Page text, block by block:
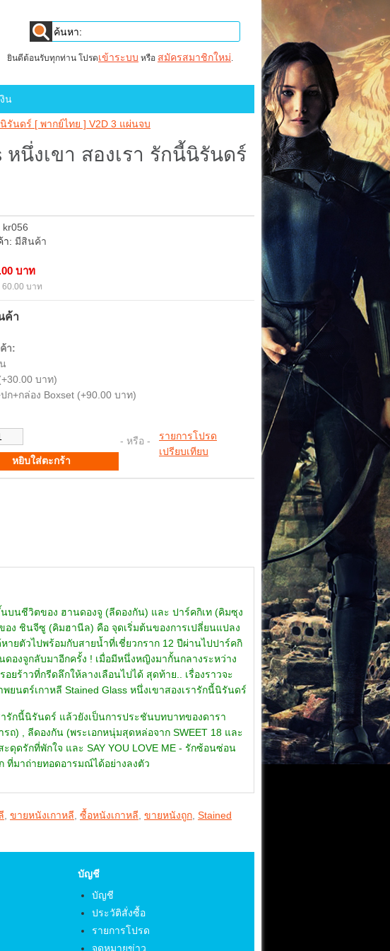
ยินดีต้อนรับทุกท่าน โปรดเข้าระบบ หรือ สมัครสมาชิกใหม่.
น
รันดร์ [ พากย์ไทย ] V2D 3 แผ่นจบ
หนึ่งเขา สองเรา รักนี้นิรันดร์
kr056
า: มีสินค้า
บาท
บาท
ค้า
า:
บาท)
ก+กล่อง Boxset (+90.00 บาท)
- หรือ - รายการโปรด
เปรียบเทียบ
บนชีวิตของ ฮานดองจู (ลีดองกัน) และ ปาร์คกิเท (คิมซุง
อง ชินจีซู (คิมฮานีล) คือ จุดเริ่มต้นของการเปลี่ยนแปลง
ายตัวไปพร้อมกับสายน้ำที่เชี่ยวกราก 12 ปีผ่านไปปาร์คกิ
องจูกลับมาอีกครั้ง ! เมื่อมีหนึ่งหญิงมากั้นกลางระหว่าง
ร้าวที่กรีดลึกให้ลางเลือนไปได้ สุดท้าย.. เรื่องราวจะ
นตร์เกาหลี Stained Glass หนึ่งเขาสองเรารักนี้นิรันดร์
รักนี้นิรันดร์ แล้วยังเป็นการประชันบทบาทของดารา
ถ) , ลีดองกัน (พระเอกหนุ่มสุดหล่อจาก SWEET 18 และ
ดุดรักที่พักใจ และ SAY YOU LOVE ME - รักซ้อนซ่อน
ที่มาถ่ายทอดอารมณ์ได้อย่างลงตัว
ขายหนังเกาหลี ซื้อหนังเกาหลี ขายหนังถูก Stained
บัญชี
บัญชี
ประวัติสั่งซื้อ
รายการโปรด
จดหมายข่าว